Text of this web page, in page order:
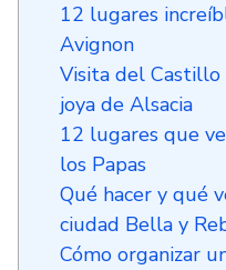
12 lugares
Avignon
Visita del
joya de Alsacia
12 lugares que
los Papas
Qué hacer y qué
ciudad Bella y
Cómo organizar